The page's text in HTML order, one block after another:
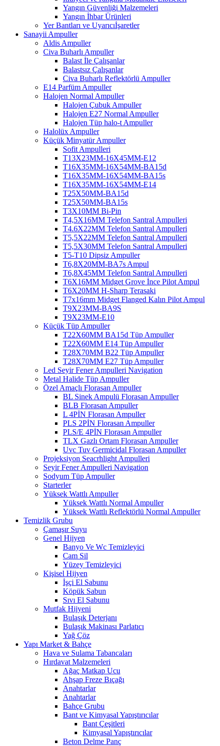
Yangın Güvenliği Malzemeleri
Yangın İhbar Ürünleri
Yer Bantları ve Uyarıcıİşaretler
Sanayii Ampuller
Aldis Ampuller
Civa Buharlı Ampuller
Balast İle Çalışanlar
Balastsız Çalışanlar
Civa Buharlı Reflektörlü Ampuller
E14 Parfüm Ampuller
Halojen Normal Ampuller
Halojen Çubuk Ampuller
Halojen E27 Normal Ampuller
Halojen Tüp halo-t Ampuller
Halolüx Ampuller
Küçük Minyatür Ampuller
Sofit Ampulleri
T13X23MM-16X45MM-E12
T16X35MM-16X54MM-BA15d
T16X35MM-16X54MM-BA15s
T16X35MM-16X54MM-E14
T25X50MM-BA15d
T25X50MM-BA15s
T3X10MM Bi-Pin
T4,5X16MM Telefon Santral Ampulleri
T4.6X22MM Telefon Santral Ampulleri
T5,5X22MM Telefon Santral Ampulleri
T5,5X30MM Telefon Santral Ampulleri
T5-T10 Dipsiz Ampuller
T6,8X20MM-BA7s Ampul
T6,8X45MM Telefon Santral Ampulleri
T6X16MM Midget Grove İnce Pilot Ampul
T6X20MM H-Sharp Terasaki
T7x16mm Midget Flanged Kalın Pilot Ampul
T9X23MM-BA9S
T9X23MM-E10
Küçük Tüp Ampuller
T22X60MM BA15d Tüp Ampuller
T22X60MM E14 Tüp Ampuller
T28X70MM B22 Tüp Ampuller
T28X70MM E27 Tüp Ampuller
Led Seyir Fener Ampulleri Navigation
Metal Halide Tüp Ampuller
Özel Amaçlı Florasan Ampuller
BL Sinek Ampulü Florasan Ampuller
BLB Florasan Ampuller
L 4PİN Florasan Ampuller
PLS 2PİN Florasan Ampuller
PLS/E 4PİN Florasan Ampuller
TLX Gazlı Ortam Florasan Ampuller
Uvc Tuv Germicidal Florasan Ampuller
Projeksiyon Seacrhlight Ampulleri
Seyir Fener Ampulleri Navigation
Sodyum Tüp Ampuller
Starterler
Yüksek Wattlı Ampuller
Yüksek Wattlı Normal Ampuller
Yüksek Wattlı Reflektörlü Normal Ampuller
Temizlik Grubu
Çamaşır Suyu
Genel Hijyen
Banyo Ve Wc Temizleyici
Cam Sil
Yüzey Temizleyici
Kişisel Hijyen
İşçi El Sabunu
Köpük Sabun
Sıvı El Sabunu
Mutfak Hijyeni
Bulaşık Deterjanı
Bulaşık Makinası Parlatıcı
Yağ Çöz
Yapı Market & Bahçe
Hava ve Sulama Tabancaları
Hırdavat Malzemeleri
Ağaç Matkap Ucu
Ahşap Freze Bıçağı
Anahtarlar
Anahtarlar
Bahçe Grubu
Bant ve Kimyasal Yapıştırıcılar
Bant Çeşitleri
Kimyasal Yapıştırıcılar
Beton Delme Panç